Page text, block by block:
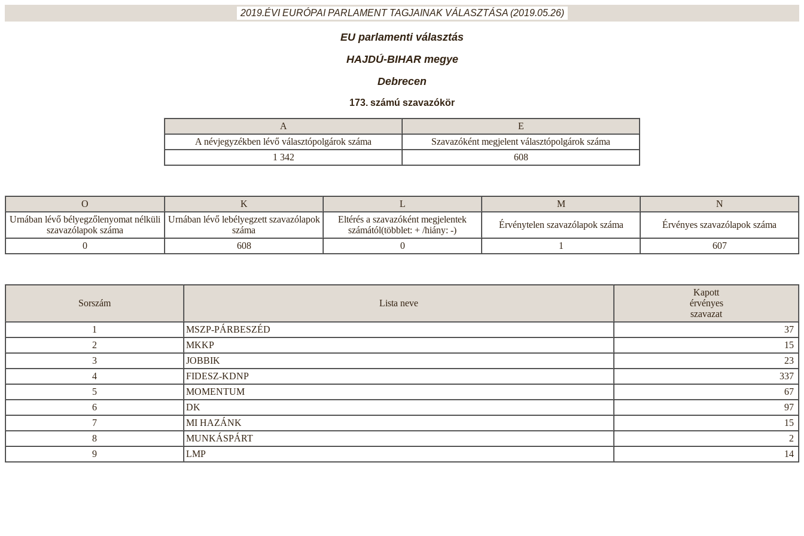
2019.ÉVI EURÓPAI PARLAMENT TAGJAINAK VÁLASZTÁSA (2019.05.26)
EU parlamenti választás
HAJDÚ-BIHAR megye
Debrecen
173. számú szavazókör
A
E
A névjegyzékben lévő választópolgárok száma
Szavazóként megjelent választópolgárok száma
1 342
608
O K L M
N
Urnában lévő bélyegzőlenyomat nélküli
szavazólapok száma
Urnában lévő lebélyegzett szavazólapok
száma
Eltérés a szavazóként megjelentek
számától(többlet: + /hiány: -)
Érvénytelen szavazólapok száma Érvényes szavazólapok száma
0 608 0 1 607
Sorszám Lista neve
Kapott
érvényes
szavazat
1
MSZP-PÁRBESZÉD
37
2
MKKP
15
3
JOBBIK
23
4
FIDESZ-KDNP
337
5
MOMENTUM
67
6
DK
97
7
MI HAZÁNK
15
8
MUNKÁSPÁRT
2
9
LMP 14